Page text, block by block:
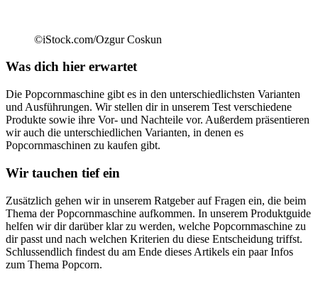
©iStock.com/Ozgur Coskun
Was dich hier erwartet
Die Popcornmaschine gibt es in den unterschiedlichsten Varianten
und Ausführungen. Wir stellen dir in unserem Test verschiedene
Produkte sowie ihre Vor- und Nachteile vor. Außerdem präsentieren
wir auch die unterschiedlichen Varianten, in denen es
Popcornmaschinen zu kaufen gibt.
Wir tauchen tief ein
Zusätzlich gehen wir in unserem Ratgeber auf Fragen ein, die beim
Thema der Popcornmaschine aufkommen. In unserem Produktguide
helfen wir dir darüber klar zu werden, welche Popcornmaschine zu
dir passt und nach welchen Kriterien du diese Entscheidung triffst.
Schlussendlich findest du am Ende dieses Artikels ein paar Infos
zum Thema Popcorn.